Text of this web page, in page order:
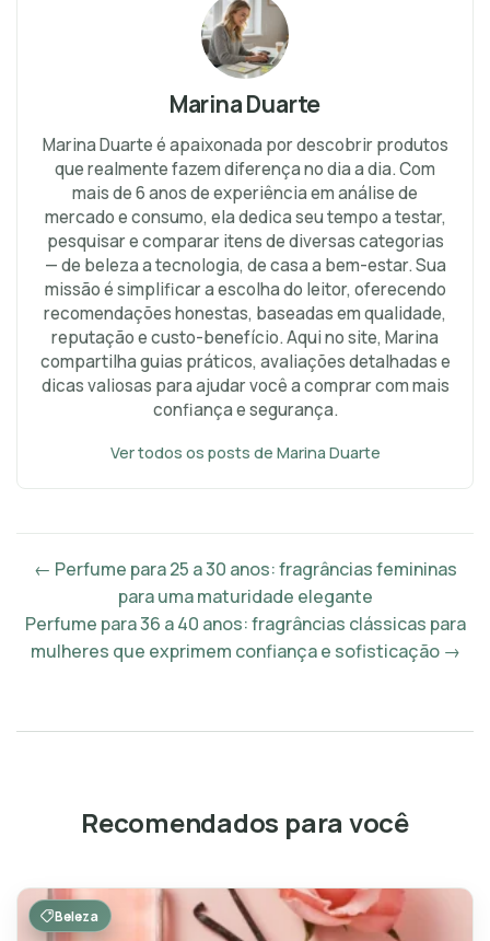
Marina Duarte
Marina Duarte é apaixonada por descobrir produtos
que realmente fazem diferença no dia a dia. Com
mais de 6 anos de experiência em análise de
mercado e consumo, ela dedica seu tempo a testar,
pesquisar e comparar itens de diversas categorias
— de beleza a tecnologia, de casa a bem-estar. Sua
missão é simplificar a escolha do leitor, oferecendo
recomendações honestas, baseadas em qualidade,
reputação e custo-benefício. Aqui no site, Marina
compartilha guias práticos, avaliações detalhadas e
dicas valiosas para ajudar você a comprar com mais
confiança e segurança.
Ver todos os posts de Marina Duarte
← Perfume para 25 a 30 anos: fragrâncias femininas
para uma maturidade elegante
Perfume para 36 a 40 anos: fragrâncias clássicas para
mulheres que exprimem confiança e sofisticação →
Recomendados para você
Beleza